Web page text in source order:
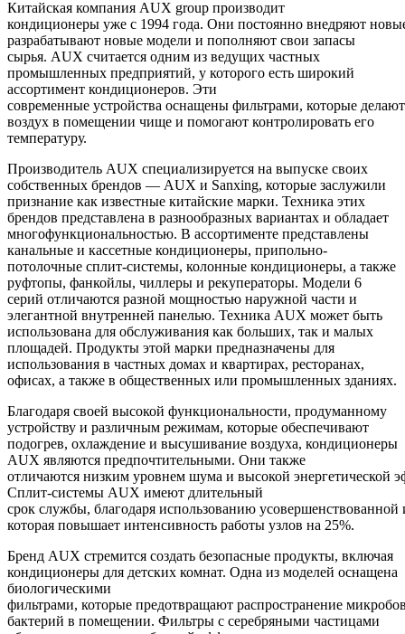
Китайская компания AUX group производит
кондиционеры уже с 1994 года. Они постоянно внедряют
разрабатывают новые модели и пополняют свои запасы
сырья. AUX считается одним из ведущих частных
промышленных предприятий, у которого есть широкий
ассортимент кондиционеров. Эти
современные устройства оснащены фильтрами, которые делают
воздух в помещении чище и помогают контролировать его
температуру.
Производитель AUX специализируется на выпуске своих
собственных брендов — AUX и Sanxing, которые заслужили
признание как известные китайские марки. Техника этих
брендов представлена в разнообразных вариантах и обладает
многофункциональностью. В ассортименте представлены
канальные и кассетные кондиционеры, припольно-
потолочные сплит-системы, колонные кондиционеры, а также
руфтопы, фанкойлы, чиллеры и рекуператоры. Модели 6
серий отличаются разной мощностью наружной части и
элегантной внутренней панелью. Техника AUX может быть
использована для обслуживания как больших, так и малых
площадей. Продукты этой марки предназначены для
использования в частных домах и квартирах, ресторанах,
офисах, а также в общественных или промышленных зданиях.
Благодаря своей высокой функциональности, продуманному
устройству и различным режимам, которые обеспечивают
подогрев, охлаждение и высушивание воздуха, кондиционеры
AUX являются предпочтительными. Они также
отличаются низким уровнем шума и высокой энергетической
Сплит-системы AUX имеют длительный
срок службы, благодаря использованию усовершенствованной
которая повышает интенсивность работы узлов на 25%.
Бренд AUX стремится создать безопасные продукты, включая
кондиционеры для детских комнат. Одна из моделей оснащена
биологическими
фильтрами, которые предотвращают распространение
бактерий в помещении. Фильтры с серебряными частицами